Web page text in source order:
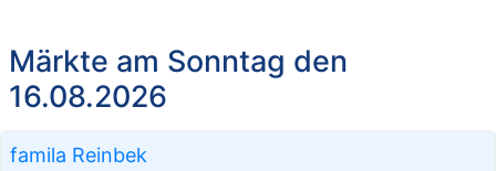
Märkte am Sonntag den
16.08.2026
famila Reinbek